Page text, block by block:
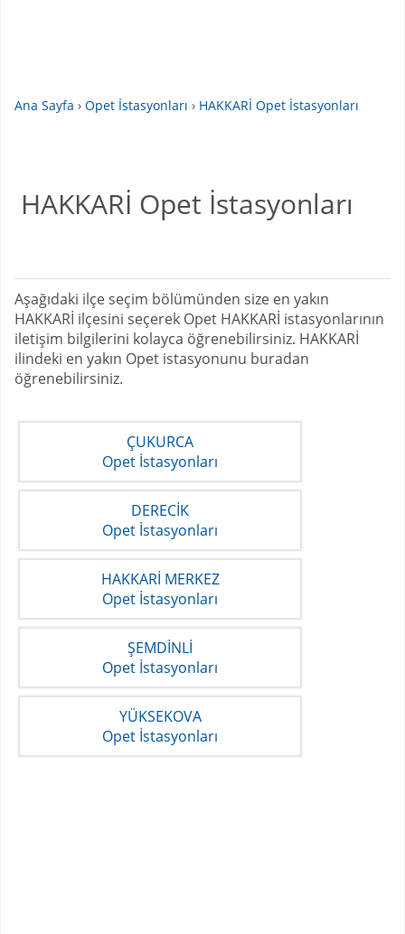
Ana Sayfa › Opet İstasyonları › HAKKARİ Opet İstasyonları
HAKKARİ Opet İstasyonları
Aşağıdaki ilçe seçim bölümünden size en yakın
HAKKARİ ilçesini seçerek Opet HAKKARİ istasyonlarının
iletişim bilgilerini kolayca öğrenebilirsiniz. HAKKARİ
ilindeki en yakın Opet istasyonunu buradan
öğrenebilirsiniz.
ÇUKURCA
Opet İstasyonları
DERECİK
Opet İstasyonları
HAKKARİ MERKEZ
Opet İstasyonları
ŞEMDİNLİ
Opet İstasyonları
YÜKSEKOVA
Opet İstasyonları